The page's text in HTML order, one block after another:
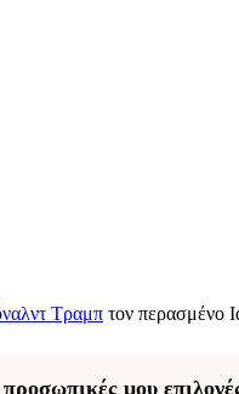
Τραμπ τον περασμένο
μου